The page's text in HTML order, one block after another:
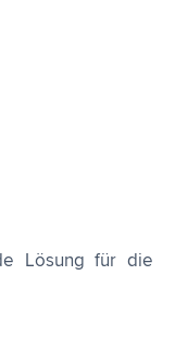
Lösung für die